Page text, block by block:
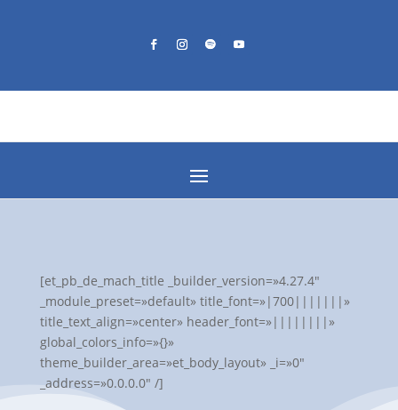
[et_pb_de_mach_title _builder_version=»4.27.4″
_module_preset=»default» title_font=»|700|||||||»
title_text_align=»center» header_font=»||||||||»
global_colors_info=»{}»
theme_builder_area=»et_body_layout» _i=»0″
_address=»0.0.0.0″ /]